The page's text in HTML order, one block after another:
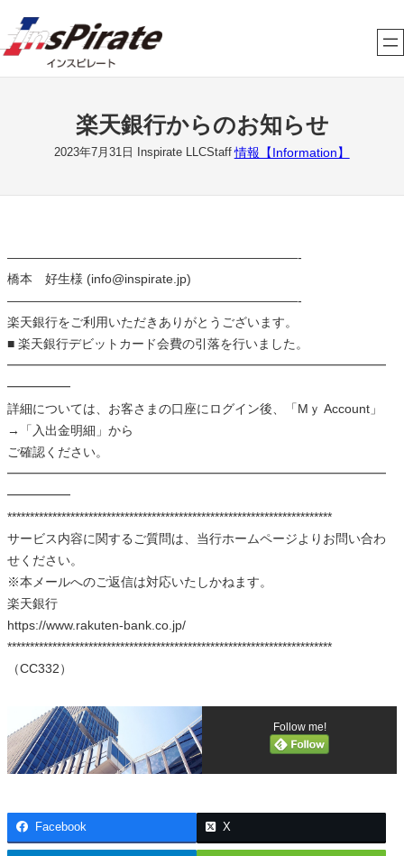
容
を
楽天銀行からのお知らせ
2023年7月31日 Inspirate LLCStaff 情報【Information】
———————————————————————-
橋本 好生様 (info@inspirate.jp)
———————————————————————-
楽天銀行をご利用いただきありがとうございます。
■ 楽天銀行デビットカード会費の引落を行いました。
━━━━━━━━━━━━━━━━━━━━━━━━━━━━━━
━━━━━
詳細については、お客さまの口座にログイン後、「Mｙ Account」
→「入出金明細」から
ご確認ください。
━━━━━━━━━━━━━━━━━━━━━━━━━━━━━━
━━━━━
************************************************************************
サービス内容に関するご質問は、当行ホームページよりお問い合わ
せください。
※本メールへのご返信は対応いたしかねます。
楽天銀行
https://www.rakuten-bank.co.jp/
************************************************************************
（CC332）
Follow me!
Facebook X